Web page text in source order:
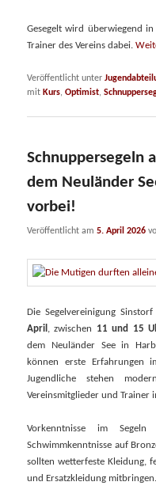
Gesegelt wird überwiegend
Trainer des Vereins dabei.
Veröffentlicht unter
mit Kurs,Optimist,
Schnuppersegeln
dem Neuländer
vorbei!
Veröffentlicht am5. April 2026
Die Segelvereinigung
April
, zwischen 11 und 15
dem Neuländer See in
können erste Erfahrungen
Jugendliche stehen
Vereinsmitglieder und Trainer
Vorkenntnisse im
Schwimmkenntnisse auf
sollten wetterfeste Kleidung,
und Ersatzkleidung